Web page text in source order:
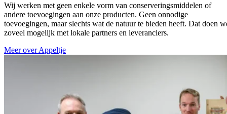
Wij werken met geen enkele vorm van conserveringsmiddelen of
andere toevoegingen aan onze producten. Geen onnodige
toevoegingen, maar slechts wat de natuur te bieden heeft. Dat doen
zoveel mogelijk met lokale partners en leveranciers.
Meer over Appeltje